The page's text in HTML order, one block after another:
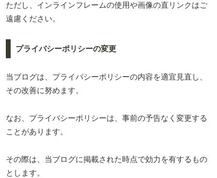
ただし、インラインフレームの使用や画像の直リンクはご
遠慮ください。
プライバシーポリシーの変更
当ブログは、プライバシーポリシーの内容を適宜見直し、
その改善に努めます。
なお、プライバシーポリシーは、事前の予告なく変更する
ことがあります。
その際は、当ブログに掲載された時点で効力を有するもの
とします。